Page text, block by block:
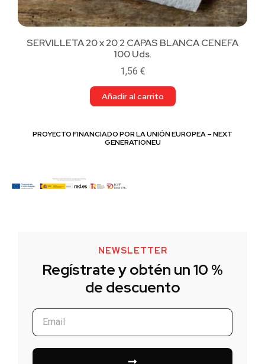
SERVILLETA 20 x 20 2 CAPAS BLANCA CENEFA
100 Uds.
1,56 €
Añadir al carrito
PROYECTO FINANCIADO POR LA UNIÓN EUROPEA – NEXT
GENERATIONEU
NEWSLETTER
Regístrate y obtén un 10 %
de descuento